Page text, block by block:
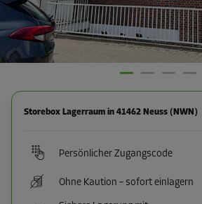
Storebox Lagerraum in 41462 Neuss (NWN)
Persönlicher Zugangscode
Ohne Kaution – sofort einlagern